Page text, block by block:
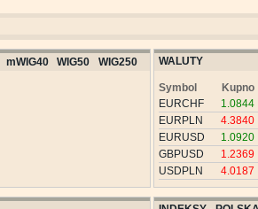
mWIG40 WIG50 WIG250 WALUTY
Symbol
Kupno
EURCHF
1.0844
EURPLN
4.3840
EURUSD
1.0920
GBPUSD
1.2369
USDPLN
4.0187